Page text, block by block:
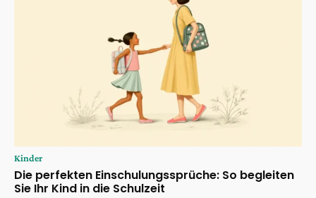
Kinder
Die perfekten Einschulungssprüche: So begleiten
Sie Ihr Kind in die Schulzeit